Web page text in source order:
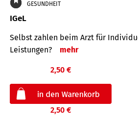
GESUNDHEIT
IGeL
Selbst zahlen beim Arzt für
Leis­tungen?
mehr
2,50 €
2,50 €